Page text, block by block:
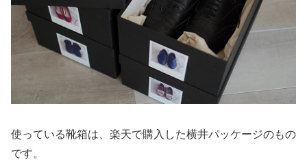
使っている靴箱は、楽天で購入した横井パッケージのもの
です。